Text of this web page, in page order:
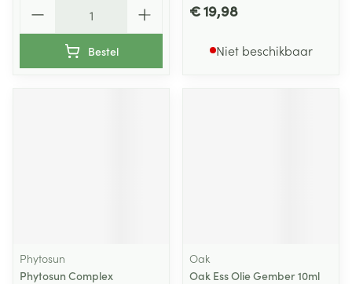
Bestel
€ 19,98
Niet beschikbaar
Phytosun
Phytosun Complex
Oak
Oak Ess Olie Gember 10ml